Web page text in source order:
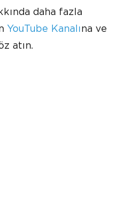
daha fazla
YouTube Kanalına ve
atın.